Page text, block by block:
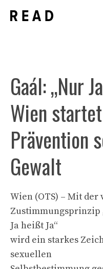
Inhalt
Gaál: „Nur
Wien
Prävention
Gewalt
Wien (OTS) – Mit
Zustimmungsprinzip
Ja heißt Ja“
wird ein starkes
sexuellen